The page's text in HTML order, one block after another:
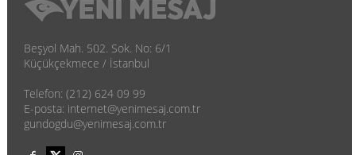
Beşyol Mah. 502. Sok. No: 6/1
Küçükçekmece / İstanbul
Telefon: (212) 624 09 99
E-posta: internet@yenimesaj.com.tr
gundogdu@yenimesaj.com.tr